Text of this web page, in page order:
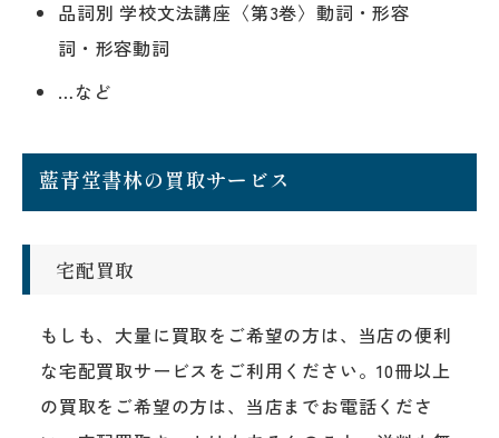
品詞別 学校文法講座〈第3巻〉動詞・形容
詞・形容動詞
…など
藍青堂書林の買取サービス
宅配買取
もしも、大量に買取をご希望の方は、当店の便利
な宅配買取サービスをご利用ください。10冊以上
の買取をご希望の方は、当店までお電話くださ